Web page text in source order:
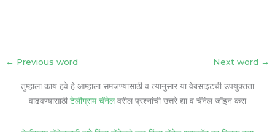
← Previous word Next word →
तुम्हाला काय हवे हे आम्हाला समजण्यासाठी व त्यानुसार या वेबसाइटची उपयुक्तता
वाढवण्यासाठी टेलीग्राम चॅनेलवरील प्रश्नांची उत्तरे द्या व चॅनेल जॉइन करा